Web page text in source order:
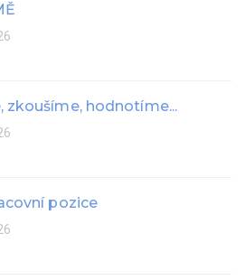
zkoušíme, hodnotíme...
pozice